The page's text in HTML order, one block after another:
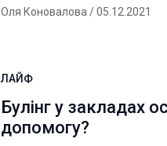
Оля Коновалова / 05.12.2021
ЛАЙФ
Булінг у закладах
допомогу?